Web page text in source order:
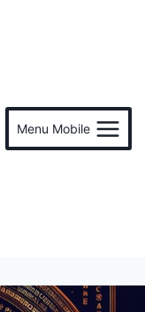
Menu Mobile